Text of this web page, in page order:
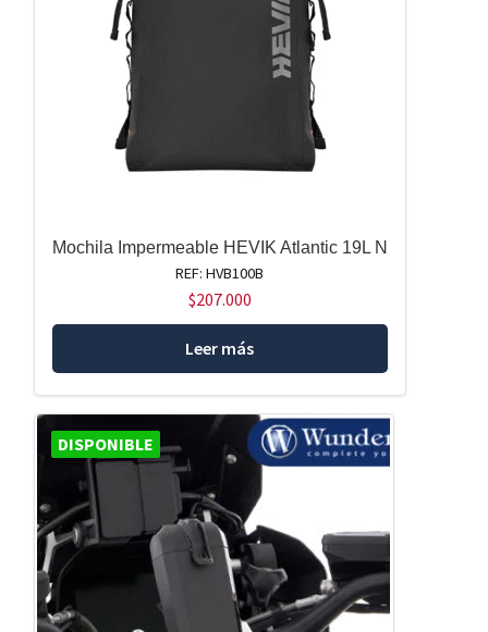
Mochila Impermeable HEVIK Atlantic 19L N
REF: HVB100B
$207.000
Leer más
DISPONIBLE